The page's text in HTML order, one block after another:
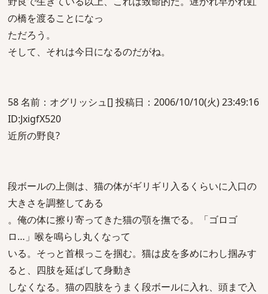
の橋を渡ることになっ
ただろう。
そして、それは今日になるのだがね。
58 名前：オグリッシュ[] 投稿日：2006/10/10(火) 23:49:16
ID:JxigfX520
近所の野良?
段ボールの上側は、猫の体がギリギリ入るくらいに入口の
大きさを調整してある
。俺の体に擦り寄ってきた猫の顎を撫でる。「ゴロゴ
ロ…」喉を鳴らし丸くなって
いる。そっと首根っこを掴む。猫は皮を多めにわし掴みす
ると、四肢を延ばして身動き
しなくなる。猫の四肢をうまく段ボールに入れ、頭まで入